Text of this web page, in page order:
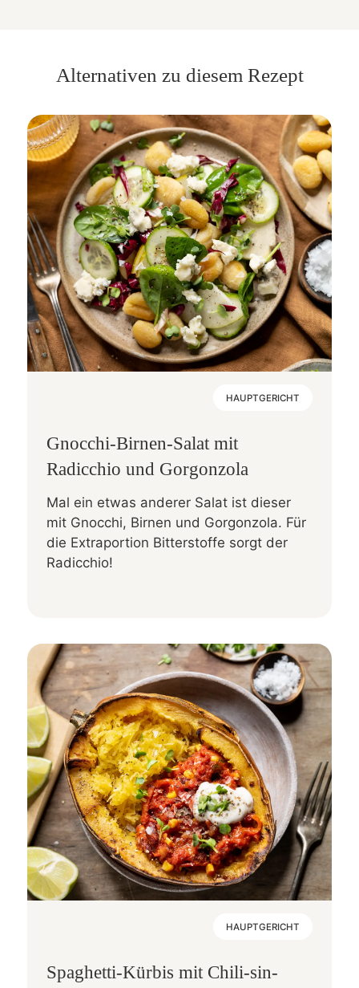
Alternativen zu diesem Rezept
HAUPTGERICHT
Gnocchi-Birnen-Salat mit
Radicchio und Gorgonzola
Mal ein etwas anderer Salat ist dieser
mit Gnocchi, Birnen und Gorgonzola. Für
die Extraportion Bitterstoffe sorgt der
Radicchio!
HAUPTGERICHT
Spaghetti-Kürbis mit Chili-sin-